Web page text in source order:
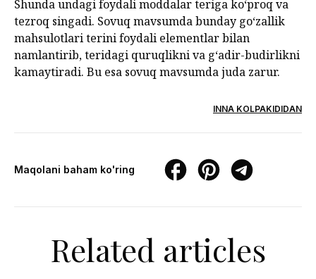
Shunda undagi foydali moddalar teriga ko‘proq va
tezroq singadi. Sovuq mavsumda bunday go‘zallik
mahsulotlari terini foydali elementlar bilan
namlantirib, teridagi quruqlikni va g‘adir-budirlikni
kamaytiradi. Bu esa sovuq mavsumda juda zarur.
INNA KOLPAKIDIDAN
Maqolani baham ko'ring
Related articles